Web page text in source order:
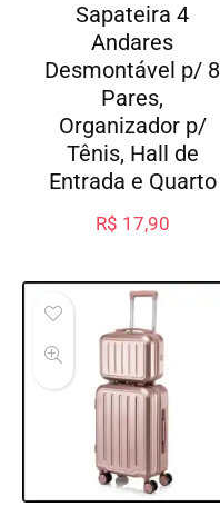
Sapateira 4
Andares
Desmontável p/ 8
Pares,
Organizador p/
Tênis, Hall de
Entrada e Quarto
R$ 17,90